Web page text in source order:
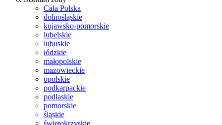
Cała Polska
dolnośląskie
kujawsko-pomorskie
lubelskie
lubuskie
łódzkie
małopolskie
mazowieckie
opolskie
podkarpackie
podlaskie
pomorskie
śląskie
świętokrzyskie